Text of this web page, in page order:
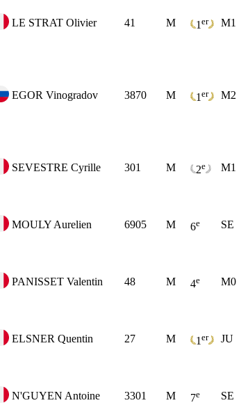
LE STRAT Olivier 41 M 1 er M1
EGOR Vinogradov 3870 M 1 er M2
SEVESTRE Cyrille 301 M 2e M1
MOULY Aurelien 6905 M 6e SE
PANISSET Valentin 48 M 4e M0
ELSNER Quentin 27 M 1 er JU
N'GUYEN Antoine 3301 M 7e SE